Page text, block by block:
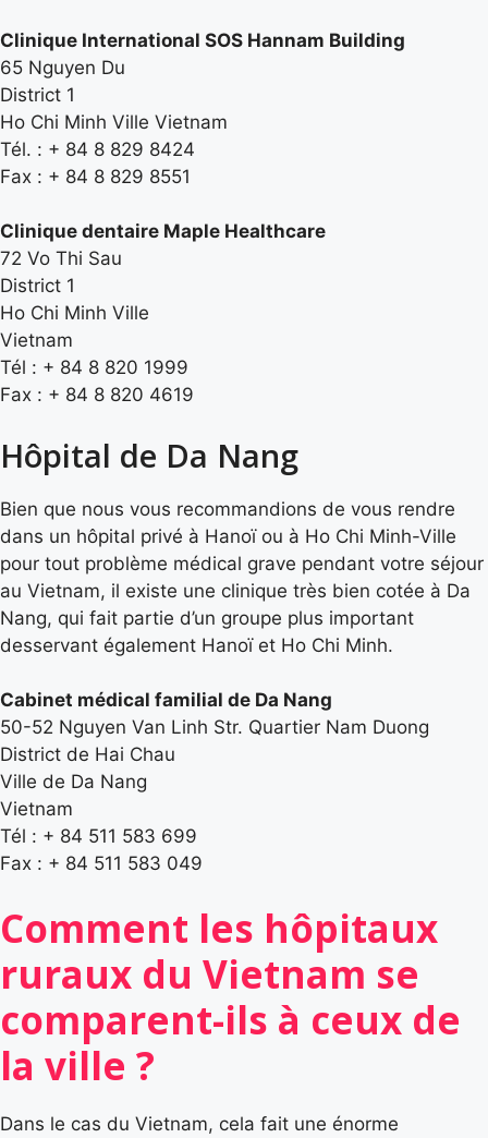
Clinique International SOS Hannam Building
65 Nguyen Du
District 1
Ho Chi Minh Ville Vietnam
Tél. : + 84 8 829 8424
Fax : + 84 8 829 8551
Clinique dentaire Maple Healthcare
72 Vo Thi Sau
District 1
Ho Chi Minh Ville
Vietnam
Tél : + 84 8 820 1999
Fax : + 84 8 820 4619
Hôpital de Da Nang
Bien que nous vous recommandions de vous rendre
dans un hôpital privé à Hanoï ou à Ho Chi Minh-Ville
pour tout problème médical grave pendant votre séjour
au Vietnam, il existe une clinique très bien cotée à Da
Nang, qui fait partie d’un groupe plus important
desservant également Hanoï et Ho Chi Minh.
Cabinet médical familial de Da Nang
50-52 Nguyen Van Linh Str. Quartier Nam Duong
District de Hai Chau
Ville de Da Nang
Vietnam
Tél : + 84 511 583 699
Fax : + 84 511 583 049
Comment les hôpitaux
ruraux du Vietnam se
comparent-ils à ceux de
la ville ?
Dans le cas du Vietnam, cela fait une énorme